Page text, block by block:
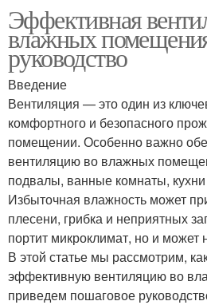
Эффективная
влажных
руководство
Введение
Вентиляция — это один из
комфортного и безопасного
помещении. Особенно важно
вентиляцию во влажных
подвалы, ванные комнаты,
Избыточная влажность может
плесени, грибка и неприятных
портит микроклимат, но и может
В этой статье мы рассмотрим,
эффективную вентиляцию во
приведем пошаговое